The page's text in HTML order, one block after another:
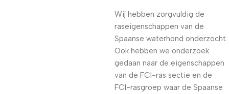
Wij hebben zorgvuldig de
raseigenschappen van de
Spaanse waterhond onderzocht.
Ook hebben we onderzoek
gedaan naar de eigenschappen
van de FCI-ras sectie en de
FCI-rasgroep waar de Spaanse